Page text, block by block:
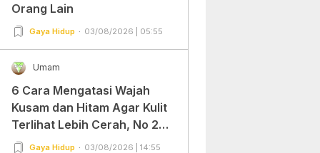
Orang Lain
Gaya Hidup 03/08/2026 | 05:55
Umam
6 Cara Mengatasi Wajah
Kusam dan Hitam Agar Kulit
Terlihat Lebih Cerah, No 2
Gampang Banget dan Mudah
Gaya Hidup 03/08/2026 | 14:55